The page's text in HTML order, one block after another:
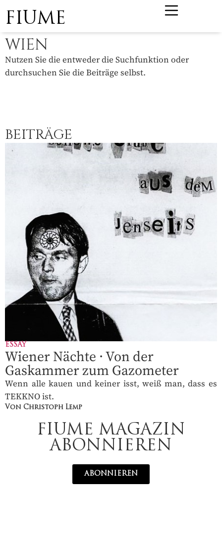
FIUME
WIEN
Nutzen Sie die entweder die Suchfunktion oder
durchsuchen Sie die Beiträge selbst.
BEITRÄGE
ESSAY
Wiener Nächte · Von der
Gaskammer zum Gazometer
Wenn alle kauen und keiner isst, weiß man, dass es
TEKKNO ist.
Von Christoph Lemp
FIUME MAGAZIN
ABONNIEREN
ABONNIEREN